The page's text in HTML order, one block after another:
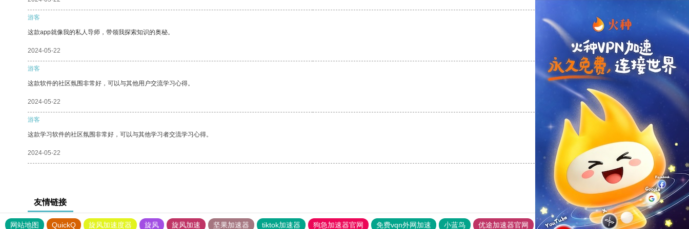
游客
这款app就像我的私人导师，带领我探索知识的奥秘。
2024-05-22 支持[0] 反对
游客
这款软件的社区氛围非常好，可以与其他用户交流学习心得。
2024-05-22 支持
游客
这款学习软件的社区氛围非常好，可以与其他学习者交流学习心得。
2024-05-22 支持 反对 [0]
友情链接
网站地图 QuickQ 旋风加速度器 旋风 旋风加速 坚果加速器 tiktok加速器 狗急加速器官网 免费vqn外网加速 小蓝鸟 优途加速器官网 风驰加速器 旋风加速器 八戒看书